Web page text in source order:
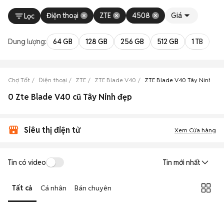
Lọc Điện thoại ZTE 4508 Giá
Dung lượng: 64 GB 128 GB 256 GB 512 GB 1 TB
Chợ Tốt Điện thoại ZTE ZTE Blade V40 ZTE Blade V40 Tây Ninh
0 Zte Blade V40 cũ Tây Ninh đẹp
Siêu thị điện tử Xem Cửa hàng
Tin có video Tin mới nhất
Tất cả Cá nhân Bán chuyên